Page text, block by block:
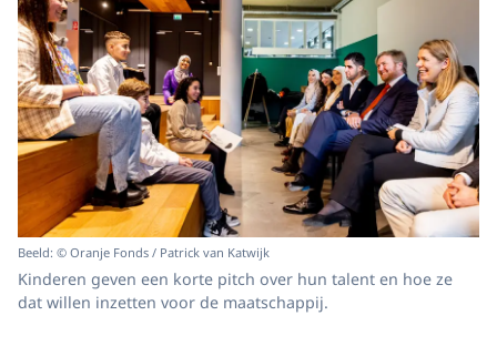
Beeld: © Oranje Fonds / Patrick van Katwijk
Kinderen geven een korte pitch over hun talent en hoe ze
dat willen inzetten voor de maatschappij.